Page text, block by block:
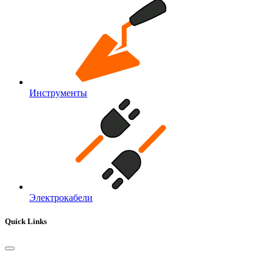
Инструменты
Электрокабели
Quick Links